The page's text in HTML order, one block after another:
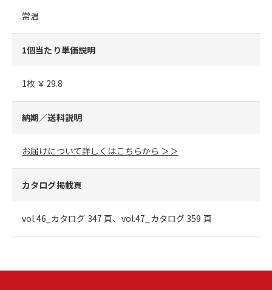
常温
1個当たり単価説明
1枚 ￥29.8
納期／送料説明
お届けについて詳しくはこちらから ＞＞
カタログ掲載頁
vol.46_カタログ 347 頁、vol.47_カタログ 359 頁